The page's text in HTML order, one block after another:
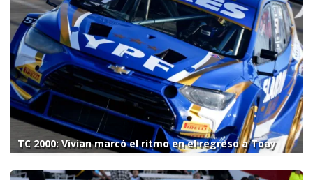
TC 2000: Vivian marcó el ritmo en el regreso a Toay